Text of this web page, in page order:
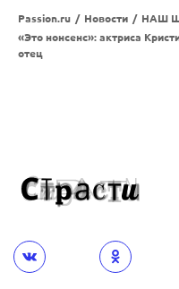
Passion.ru / Новости / НАШ
«Это нонсенс»: актриса
отец